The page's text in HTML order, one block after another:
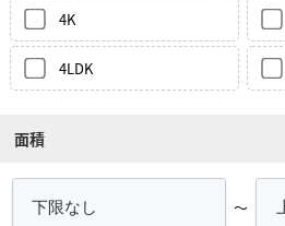
4K
4LDK
面積
～